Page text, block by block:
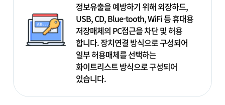
정보유출을 예방하기 위해 외장하드,
USB, CD, Blue-tooth, WiFi 등 휴대용
저장매체의 PC접근을 차단 및 허용
합니다. 장치연결 방식으로 구성되어
일부 허용매체를 선택하는
화이트리스트 방식으로 구성되어
있습니다.